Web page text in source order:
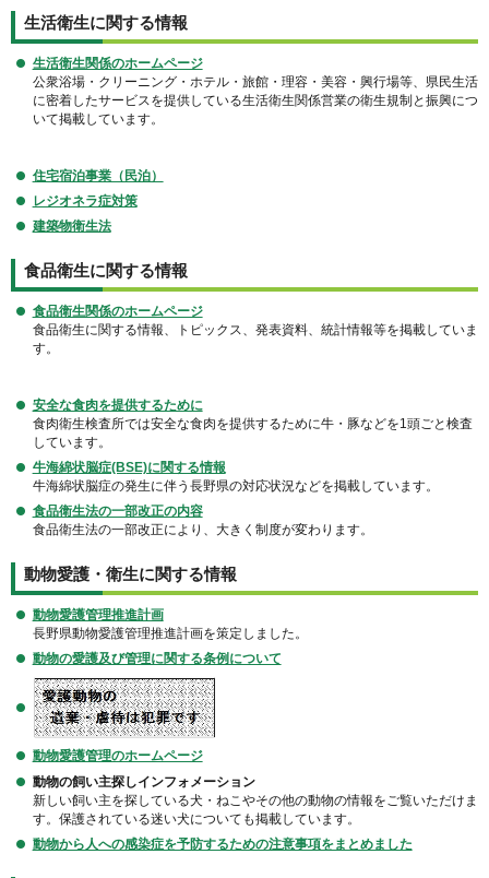
生活衛生に関する情報
生活衛生関係のホームページ
公衆浴場・クリーニング・ホテル・旅館・理容・美容・興行場等、県民生活
に密着したサービスを提供している生活衛生関係営業の衛生規制と振興につ
いて掲載しています。
住宅宿泊事業（民泊）
レジオネラ症対策
建築物衛生法
食品衛生に関する情報
食品衛生関係のホームページ
食品衛生に関する情報、トピックス、発表資料、統計情報等を掲載していま
す。
安全な食肉を提供するために
食肉衛生検査所では安全な食肉を提供するために牛・豚などを1頭ごと検査
しています。
牛海綿状脳症(BSE)に関する情報
牛海綿状脳症の発生に伴う長野県の対応状況などを掲載しています。
食品衛生法の一部改正の内容
食品衛生法の一部改正により、大きく制度が変わります。
動物愛護・衛生に関する情報
動物愛護管理推進計画
長野県動物愛護管理推進計画を策定しました。
動物の愛護及び管理に関する条例について
動物愛護管理のホームページ
動物の飼い主探しインフォメーション
新しい飼い主を探している犬・ねこやその他の動物の情報をご覧いただけま
す。保護されている迷い犬についても掲載しています。
動物から人への感染症を予防するための注意事項をまとめました